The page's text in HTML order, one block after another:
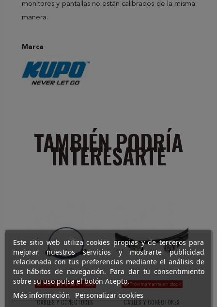
monitores y pantallas no están calibrados de la misma
manera.
Marca
TAMBIÉN PODRÍA
INTERESARTE
Próximamente en stock
CABLES Y CONECTORES
Próximamente en stock
CABLES Y CONECTORES
Este sitio web utiliza cookies propias y de terceros para
mejorar nuestros servicios y mostrarte publicidad
relacionada con tus preferencias mediante el análisis de
tus hábitos de navegación. Para dar tu consentimiento
sobre su uso pulsa el botón Acepto.
Más información Personalizar cookies